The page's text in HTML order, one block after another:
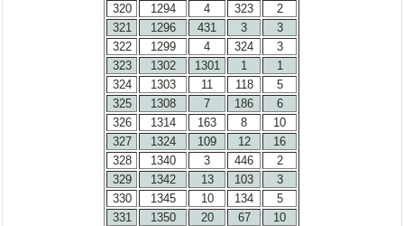
320
1294 4 323
2
321
1296 431 3
3
322
1299 4 324
3
323
1302 1301 1
1
324
1303 11 118
5
325
1308 7 186
6
326
1314 163 8
10
327
1324 109 12
16
328
1340 3 446
2
329
1342 13 103
3
330
1345 10 134
5
331
1350 20 67
10